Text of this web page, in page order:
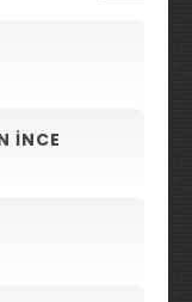
İNCE